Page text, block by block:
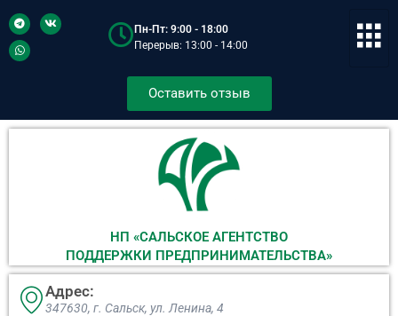
Пн-Пт: 9:00 - 18:00
Перерыв: 13:00 - 14:00
Оставить отзыв
НП «САЛЬСКОЕ АГЕНТСТВО
ПОДДЕРЖКИ ПРЕДПРИНИМАТЕЛЬСТВА»
Адрес:
347630, г. Сальск, ул. Ленина, 4​